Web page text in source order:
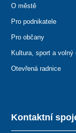
Kontaktní
O městě
Pro podnikatele
Pro občany
Kultura, sport a volný
Otevřená radnice